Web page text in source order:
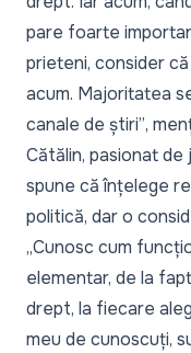
pare foarte
prieteni, consider
acum. Majoritatea
canale de știri”,
Cătălin, pasionat
spune că înțelege
politică, dar o
„Cunosc cum
elementar, de la
drept, la fiecare
meu de cunoscuți,